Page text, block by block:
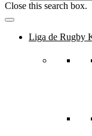
Close this search box.
Liga de Rugby